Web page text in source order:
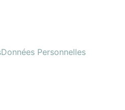
Données Personnelles